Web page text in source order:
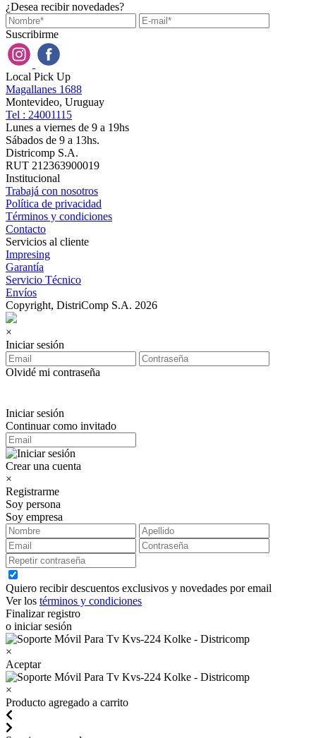
¿Desea recibir novedades?
Suscribirme
Local Pick Up
Magallanes 1688
Montevideo, Uruguay
Tel : 24001115
Lunes a viernes de 9 a 19hs
Sábados de 9 a 13hs.
Districomp S.A.
RUT 212363900019
Institucional
Trabajá con nosotros
Política de privacidad
Términos y condiciones
Contacto
Servicios al cliente
Impresing
Garantía
Servicio Técnico
Envíos
Copyright, DistriComp S.A. 2026
×
Iniciar sesión
Olvidé mi contraseña
Iniciar sesión
Continuar como invitado
Crear una cuenta
×
Registrarme
Soy persona
Soy empresa
Quiero recibir descuentos exclusivos y novedades por email
Ver los términos y condiciones
Finalizar registro
o iniciar sesión
×
Aceptar
×
Producto agregado a carrito